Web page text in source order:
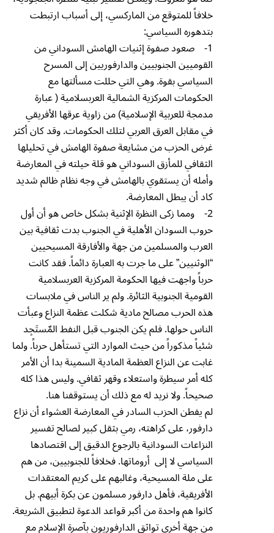
خلافاً للمتوقع من الماركسي، إلى أسباب ارتبطت
بتدهوره السياسي:
1- صعود صفوة إثنيات الهامش السوداني من
القوميين الجنوبيين والدارفوريين إلى المسرح
السياسي بقوة. وهي التي حللت مسألتها مع
الحكومات المركزية الشمالية العربسلامية ( عبارة
مدمجة للعربية الإسلامية) من زاوية عرقها الأفريقي
في مقابل العرق العربي لتلك الحكومات. وقد كان أكثر
غرض الحزب من مشايعة صفوة الهامش في تحليلها
الثقافي للمأزق السوداني هو قلة حيلته في المعارضة
وأمله أن يستقوي بالهامش في وجه نظام ظالم شديد
كاد أن يبطل المعارضة.
2- ومما زكى النظرة الإثنية بشكل خاص هو أن أول
حروب السودان الأهلية في الجنوب بدت ثقافية بين
العرب والمسلمين من جهة والأفارقة المسيحيين
“الوثنيين” على ما جرت به العبارة دائماً. فقد كانت
حرباً واجهت فيها الحكومة المركزية العربسلامية
القومية الجنوبية الثائرة. ولم ير الناس في ملابسات
هذه الحرب مصالح مادية شكلت عظمة النزاع وعبأت
الناس حولها. فلم يكن الجنوب قبل النفط المٌستَجِد
شئياً مذكوراً من حيث الموارد التي تستأهل حرباً. ولما
غابت عن النزاع العظمة المادية السمينة بدا أن الأمر
كله أمر سيطرة واستعلاء وقهر ثقافي. وليس هذا كله
صحيحاً. ولا نريد له مع ذلك أن يستوقفنا هنا.
لم يفطن الحزب السادر في المعارضة العشواء أن نزاع
دارفور، على كراهته، رمي بثقل كبير لصالح تفسير
النزاعات السودانية بالرجوع الدقيق إلى اقتصادها
السياسي لا إلى أروماتها. فخلافاً للجنوبيين، من هم
على ملة المسيحية، وغالبهم على كريم المعتقدات
الأفريقية، فأهل دارفور مسلمون عن بكرة أبيهم. بل
كانوا هم واحدة من أكبر قواعد الدعوة لتطبيق الشريعة.
من جهة أخرى تواثق الدارفوريون بآصرة الإسلام مع